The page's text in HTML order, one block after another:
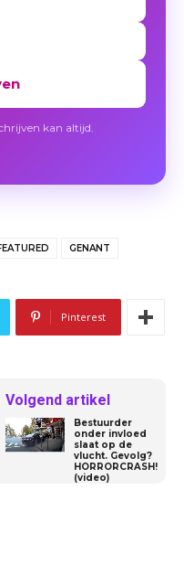
kan altijd.
GENANT
Pinterest
Volgend artikel
Bestuurder
onder invloed
slaat op de
vlucht. Gevolg?
HORRORCRASH!
(video)